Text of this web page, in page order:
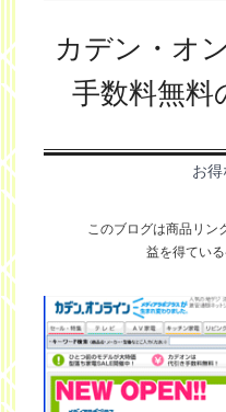
カデン・オ
手数料無料
お
このブログは商品リン
益を得てい